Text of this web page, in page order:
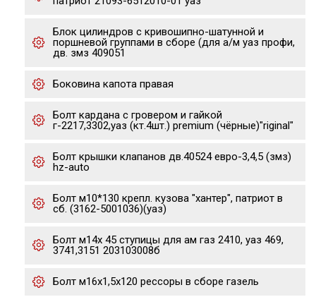
Блок цилиндров с кривошипно-шатунной и
поршневой группами в сборе (для а/м уаз профи,
дв. змз 409051
Боковина капота правая
Болт кардана с гровером и гайкой
г-2217,3302,уаз (кт.4шт.) premium (чёрные)"riginal"
Болт крышки клапанов дв.40524 евро-3,4,5 (змз)
hz-auto
Болт м10*130 крепл. кузова "хантер", патриот в
сб. (3162-5001036)(уаз)
Болт м14х 45 ступицы для ам газ 2410, уаз 469,
3741,3151 203103008б
Болт м16х1,5х120 рессоры в сборе газель